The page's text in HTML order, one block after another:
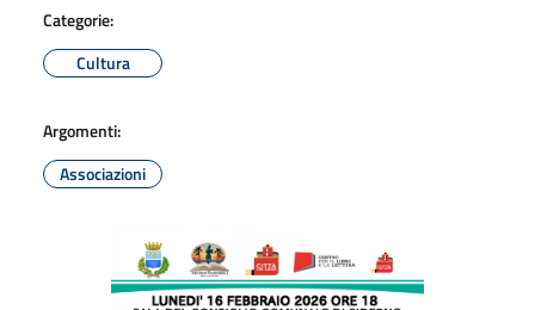
Categorie:
Cultura
Argomenti:
Associazioni